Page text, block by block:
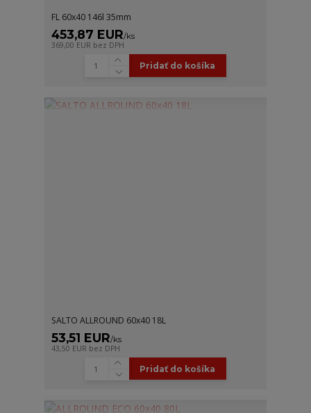
FL 60x40 146l 35mm
453,87 EUR/ks
369,00 EUR bez DPH
Pridať do košíka
SALTO ALLROUND 60x40 18L
53,51 EUR/ks
43,50 EUR bez DPH
Pridať do košíka